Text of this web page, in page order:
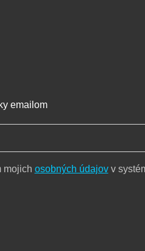
emailom
mojich osobných údajovv